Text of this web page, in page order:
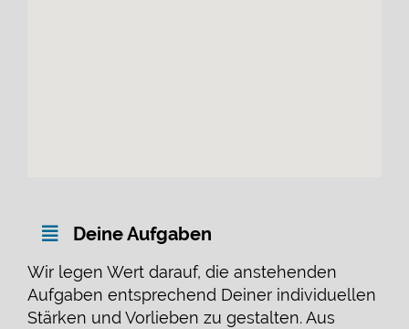
Deine Aufgaben
Wir legen Wert darauf, die anstehenden
Aufgaben entsprechend Deiner individuellen
Stärken und Vorlieben zu gestalten. Aus